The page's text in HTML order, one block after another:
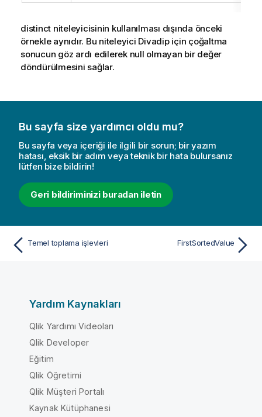
distinct niteleyicisinin kullanılması dışında önceki
örnekle aynıdır. Bu niteleyici Divadipiçin çoğaltma
sonucun göz ardı edilerek null olmayan bir değer
döndürülmesini sağlar.
Bu sayfa size yardımcı oldu mu?
Bu sayfa veya içeriği ile ilgili bir sorun; bir yazım
hatası, eksik bir adım veya teknik bir hata bulursanız
lütfen bize bildirin!
Geri bildiriminizi buradan iletin
Temel toplama işlevleri FirstSortedValue
Yardım Kaynakları
Qlik Yardımı Videoları
Qlik Developer
Eğitim
Qlik Öğretimi
Qlik Müşteri Portalı
Kaynak Kütüphanesi